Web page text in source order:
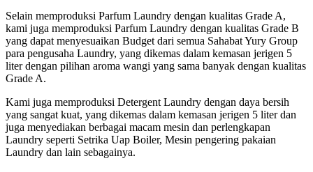
Selain memproduksi Parfum Laundry dengan kualitas Grade A,
kami juga memproduksi Parfum Laundry dengan kualitas Grade B
yang dapat menyesuaikan Budget dari semua Sahabat Yury Group
para pengusaha Laundry, yang dikemas dalam kemasan jerigen 5
liter dengan pilihan aroma wangi yang sama banyak dengan kualitas
Grade A.
Kami juga memproduksi Detergent Laundry dengan daya bersih
yang sangat kuat, yang dikemas dalam kemasan jerigen 5 liter dan
juga menyediakan berbagai macam mesin dan perlengkapan
Laundry seperti Setrika Uap Boiler, Mesin pengering pakaian
Laundry dan lain sebagainya.